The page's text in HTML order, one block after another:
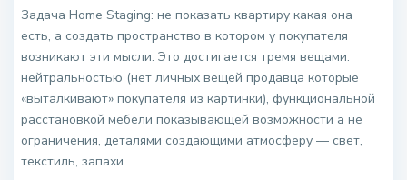
Задача Home Staging: не показать квартиру какая она
есть, а создать пространство в котором у покупателя
возникают эти мысли. Это достигается тремя вещами:
нейтральностью (нет личных вещей продавца которые
«выталкивают» покупателя из картинки), функциональной
расстановкой мебели показывающей возможности а не
ограничения, деталями создающими атмосферу — свет,
текстиль, запахи.